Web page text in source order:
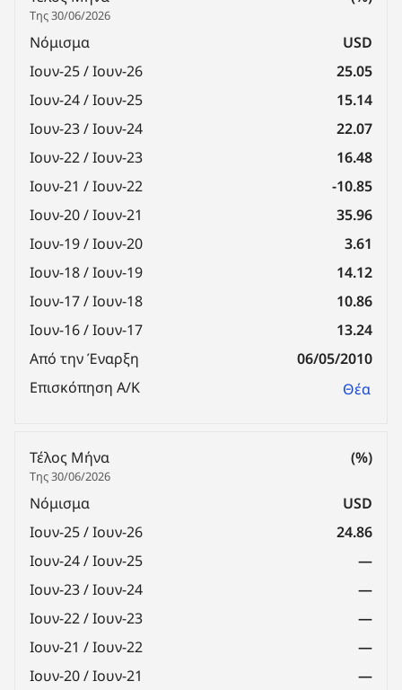
Της 30/06/2026
Νόμισμα
USD
Ιουν-25 / Ιουν-26
25.05
Ιουν-24 / Ιουν-25
15.14
Ιουν-23 / Ιουν-24
22.07
Ιουν-22 / Ιουν-23
16.48
Ιουν-21 / Ιουν-22
-10.85
Ιουν-20 / Ιουν-21
35.96
Ιουν-19 / Ιουν-20
3.61
Ιουν-18 / Ιουν-19
14.12
Ιουν-17 / Ιουν-18
10.86
Ιουν-16 / Ιουν-17
13.24
Από την Έναρξη
06/05/2010
Επισκόπηση Α/Κ
Θέα
Τέλος Μήνα
Της 30/06/2026
(%)
Νόμισμα
USD
Ιουν-25 / Ιουν-26
24.86
Ιουν-24 / Ιουν-25
—
Ιουν-23 / Ιουν-24
—
Ιουν-22 / Ιουν-23
—
Ιουν-21 / Ιουν-22
—
Ιουν-20 / Ιουν-21
—